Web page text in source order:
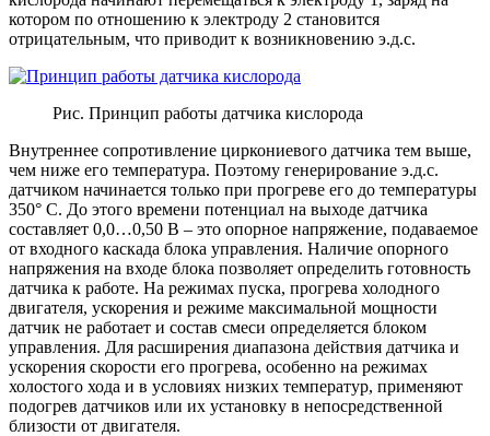
котором по отношению к электроду 2 становится
отрицательным, что приводит к возникновению э.д.с.
Рис. Принцип работы датчика кислорода
Внутреннее сопротивление циркониевого датчика тем выше,
чем ниже его температура. Поэтому генерирование э.д.с.
датчиком начинается только при прогреве его до температуры
350° С. До этого времени потенциал на выходе датчика
составляет 0,0…0,50 В – это опорное напряжение, подаваемое
от входного каскада блока управления. Наличие опорного
напряжения на входе блока позволяет определить готовность
датчика к работе. На режимах пуска, прогрева холодного
двигателя, ускорения и режиме максимальной мощности
датчик не работает и состав смеси определяется блоком
управления. Для расширения диапазона действия датчика и
ускорения скорости его прогрева, особенно на режимах
холостого хода и в условиях низких температур, применяют
подогрев датчиков или их установку в непосредственной
близости от двигателя.